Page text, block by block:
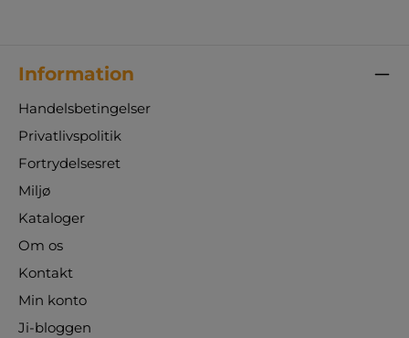
Information
Handelsbetingelser
Privatlivspolitik
Fortrydelsesret
Miljø
Kataloger
Om os
Kontakt
Min konto
Ji-bloggen